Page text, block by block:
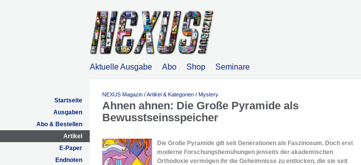
Aktuelle Ausgabe Abo Shop Seminare
Startseite
Ausgaben
Abo & Bestellen
Artikel
E-Paper
Endnoten
NEXUS Magazin /Artikel & Kategorien / Mystery
Ahnen ahnen: Die Große Pyramide als
Bewusstseinsspeicher
Die Große Pyramide gilt seit Generationen als Faszinosum. Doch erst
moderne Forschungsbemühungen jenseits der akademischen
Orthodoxie vermögen ihr die Geheimnisse zu entlocken, die sie seit